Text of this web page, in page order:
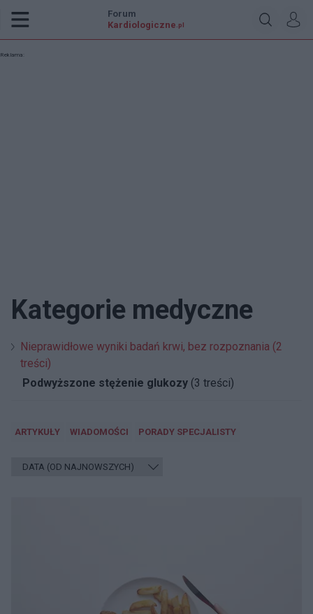
Forum
Kardiologiczne .pl
Reklama:
Kategorie medyczne
Nieprawidłowe wyniki badań krwi, bez rozpoznania (2
treści)
Podwyższone stężenie glukozy (3 treści)
ARTYKUŁY WIADOMOŚCI PORADY SPECJALISTY